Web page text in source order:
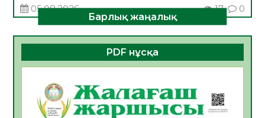
05.08.2026
17 0
құралдарының таныстырылымы өтті
05.08.2026
17 0
Қазақстандықтардың 72,3%-ы жаңа
Құрылтай үшін дауыс беруге дайын
05.08.2026
18
Барлық жаңалық
PDF нұсқа